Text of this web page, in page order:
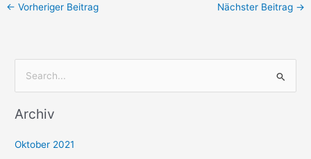
← Vorheriger Beitrag Nächster Beitrag →
c
Archiv
Oktober 2021